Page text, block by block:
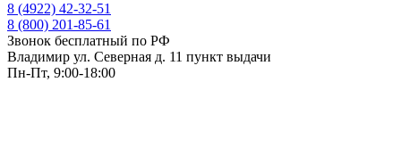
8 (4922) 42-32-51
8 (800) 201-85-61
Звонок бесплатный по РФ
Владимир ул. Северная д. 11 пункт выдачи
Пн-Пт, 9:00-18:00